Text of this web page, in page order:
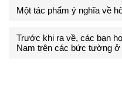
Một tác phẩm ý nghĩa về
Trước khi ra về, các bạn
Nam trên các bức tường ở